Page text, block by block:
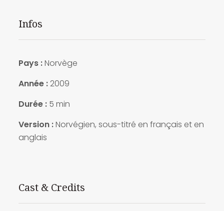
Infos
Pays :Norvège
Année : 2009
Durée : 5 min
Version :Norvégien, sous-titré en français et en
anglais
Cast & Credits